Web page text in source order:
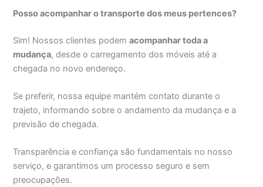
Posso acompanhar o transporte dos meus pertences?
Sim! Nossos clientes podemacompanhar toda a
mudança, desde o carregamento dos móveis até a
chegada no novo endereço.
Se preferir, nossa equipe mantém contato durante o
trajeto, informando sobre o andamento da mudança e a
previsão de chegada.
Transparência e confiança são fundamentais no nosso
serviço, e garantimos um processo seguro e sem
preocupações.